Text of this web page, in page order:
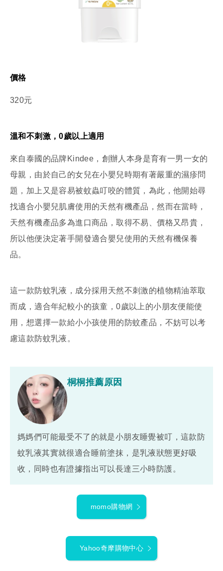
價格
320元
溫和不刺激，0歲以上適用
來自泰國的品牌Kindee，創辦人本身是育有一男一女的
母親，由於自己的女兒在小嬰兒時期有著嚴重的濕疹問
題，加上又是容易被蚊蟲叮咬的體質，為此，他開始尋
找適合小嬰兒肌膚使用的天然有機產品，然而在當時，
天然有機產品多為進口商品，取得不易、價格又昂貴，
所以他便決定著手開發適合嬰兒使用的天然有機保養
品。
這一款防蚊乳液，成分採用天然不刺激的植物精油萃取
而成，適合年紀較小的孩童，0歲以上的小朋友便能使
用，想選擇一款給小小孩使用的防蚊產品，不妨可以考
慮這款防蚊乳液。
桐桐推薦原因
媽媽們可能最受不了的就是小朋友睡覺被叮，這款防
蚊乳液其實就很適合睡前塗抹，是乳液狀態更好吸
收，同時也有證據指出可以長達三小時防護。
momo購物網
Yahoo奇摩購物中心